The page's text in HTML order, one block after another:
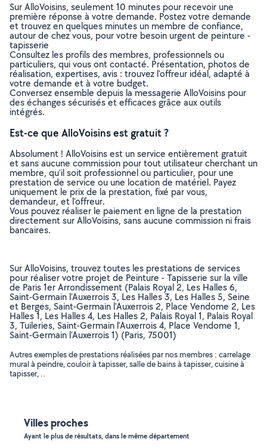
Sur AlloVoisins, seulement 10 minutes pour recevoir une
première réponse à votre demande. Postez votre demande
et trouvez en quelques minutes un membre de confiance,
autour de chez vous, pour votre besoin urgent de peinture -
tapisserie
Consultez les profils des membres, professionnels ou
particuliers, qui vous ont contacté. Présentation, photos de
réalisation, expertises, avis : trouvez l'offreur idéal, adapté à
votre demande et à votre budget.
Conversez ensemble depuis la messagerie AlloVoisins pour
des échanges sécurisés et efficaces grâce aux outils
intégrés.
Est-ce que AlloVoisins est gratuit ?
Absolument ! AlloVoisins est un service entièrement gratuit
et sans aucune commission pour tout utilisateur cherchant un
membre, qu’il soit professionnel ou particulier, pour une
prestation de service ou une location de matériel. Payez
uniquement le prix de la prestation, fixé par vous,
demandeur, et l’offreur.
Vous pouvez réaliser le paiement en ligne de la prestation
directement sur AlloVoisins, sans aucune commission ni frais
bancaires.
Sur AlloVoisins, trouvez toutes les prestations de services
pour réaliser votre projet de Peinture - Tapisserie sur la ville
de Paris 1er Arrondissement (Palais Royal 2, Les Halles 6,
Saint-Germain l'Auxerrois 3, Les Halles 3, Les Halles 5, Seine
et Berges, Saint-Germain l'Auxerrois 2, Place Vendome 2, Les
Halles 1, Les Halles 4, Les Halles 2, Palais Royal 1, Palais Royal
3, Tuileries, Saint-Germain l'Auxerrois 4, Place Vendome 1,
Saint-Germain l'Auxerrois 1) (Paris, 75001)
Autres exemples de prestations réalisées par nos membres : carrelage
mural à peindre, couloir à tapisser, salle de bains à tapisser, cuisine à
tapisser, ..
Villes proches
Ayant le plus de résultats, dans le même département